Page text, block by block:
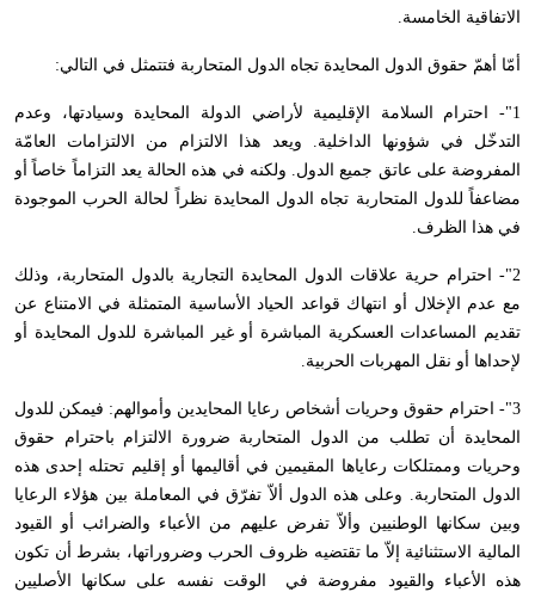
الاتفاقية الخامسة.
أمّا أهمّ حقوق الدول المحايدة تجاه الدول المتحاربة فتتمثل في التالي:
1"- احترام السلامة الإقليمية لأراضي الدولة المحايدة وسيادتها، وعدم
التدخّل في شؤونها الداخلية. ويعد هذا الالتزام من الالتزامات العامّة
المفروضة على عاتق جميع الدول. ولكنه في هذه الحالة يعد التزاماً خاصاً أو
مضاعفاً للدول المتحاربة تجاه الدول المحايدة نظراً لحالة الحرب الموجودة
في هذا الظرف.
2"- احترام حرية علاقات الدول المحايدة التجارية بالدول المتحاربة، وذلك
مع عدم الإخلال أو انتهاك قواعد الحياد الأساسية المتمثلة في الامتناع عن
تقديم المساعدات العسكرية المباشرة أو غير المباشرة للدول المحايدة أو
لإحداها أو نقل المهربات الحربية.
3"- احترام حقوق وحريات أشخاص رعايا المحايدين وأموالهم: فيمكن للدول
المحايدة أن تطلب من الدول المتحاربة ضرورة الالتزام باحترام حقوق
وحريات وممتلكات رعاياها المقيمين في أقاليمها أو إقليم تحتله إحدى هذه
الدول المتحاربة. وعلى هذه الدول ألاّ تفرّق في المعاملة بين هؤلاء الرعايا
وبين سكانها الوطنيين وألاّ تفرض عليهم من الأعباء والضرائب أو القيود
المالية الاستثنائية إلاّ ما تقتضيه ظروف الحرب وضروراتها، بشرط أن تكون
هذه الأعباء والقيود مفروضة في الوقت نفسه على سكانها الأصليين